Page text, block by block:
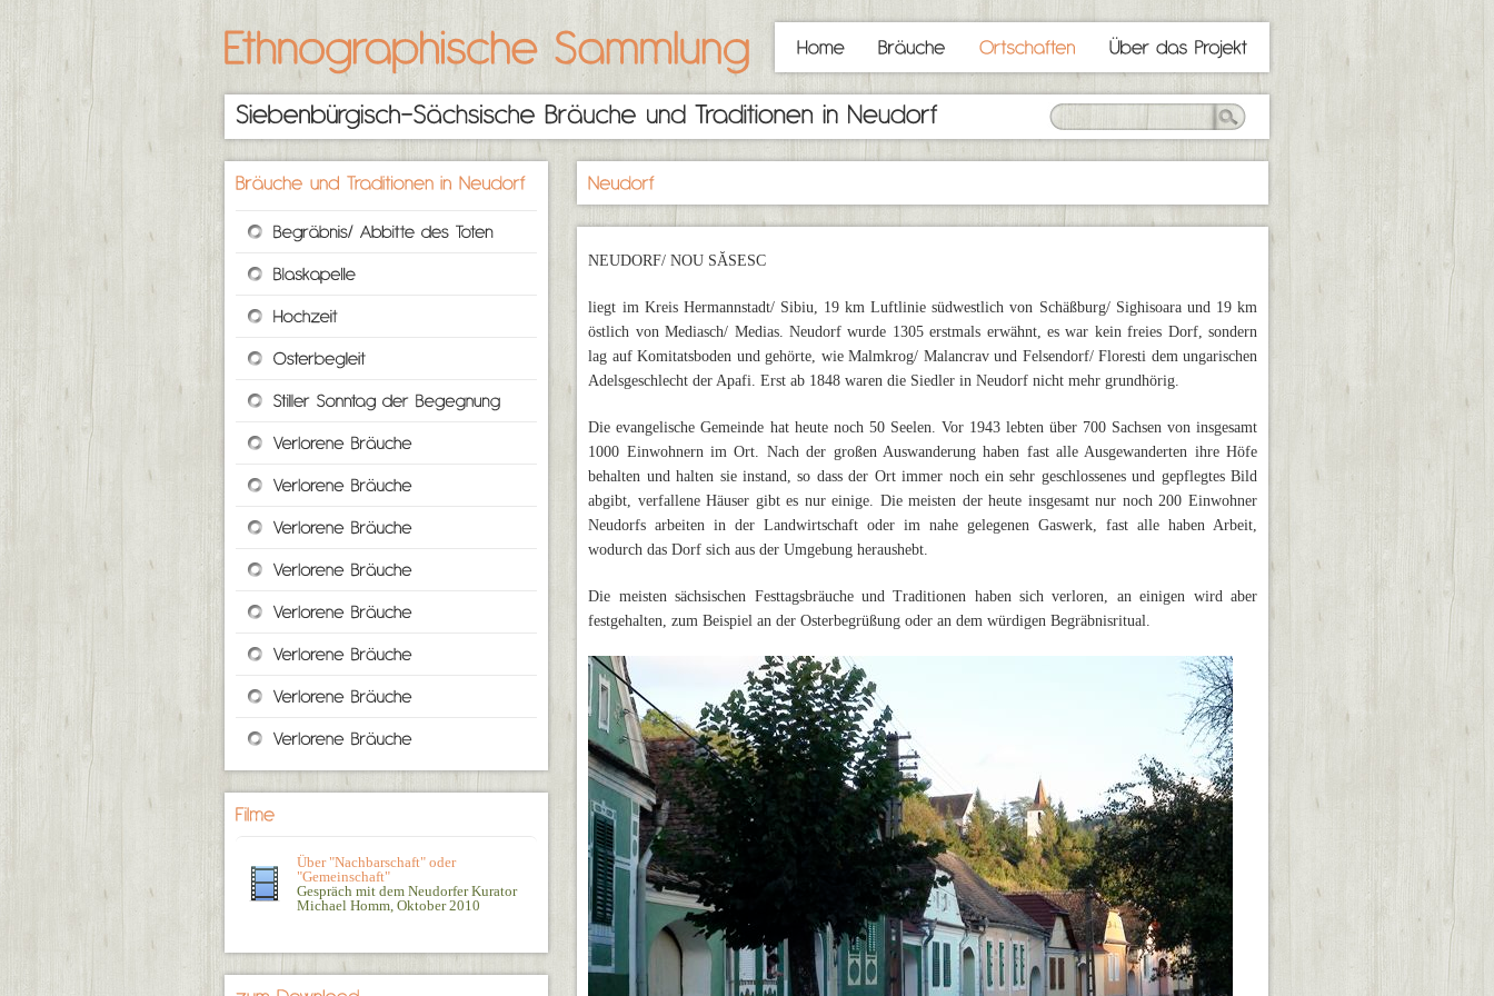
Über "Nachbarschaft" oder
"Gemeinschaft"
Gespräch mit dem Neudorfer Kurator
Michael Homm, Oktober 2010
NEUDORF/ NOU SĂSESC
liegt im Kreis Hermannstadt/ Sibiu, 19 km Luftlinie südwestlich von Schäßburg/ Sighisoara und 19 km
östlich von Mediasch/ Medias. Neudorf wurde 1305 erstmals erwähnt, es war kein freies Dorf, sondern
lag auf Komitatsboden und gehörte, wie Malmkrog/ Malancrav und Felsendorf/ Floresti dem ungarischen
Adelsgeschlecht der Apafi. Erst ab 1848 waren die Siedler in Neudorf nicht mehr grundhörig.
Die evangelische Gemeinde hat heute noch 50 Seelen. Vor 1943 lebten über 700 Sachsen von insgesamt
1000 Einwohnern im Ort. Nach der großen Auswanderung haben fast alle Ausgewanderten ihre Höfe
behalten und halten sie instand, so dass der Ort immer noch ein sehr geschlossenes und gepflegtes Bild
abgibt, verfallene Häuser gibt es nur einige. Die meisten der heute insgesamt nur noch 200 Einwohner
Neudorfs arbeiten in der Landwirtschaft oder im nahe gelegenen Gaswerk, fast alle haben Arbeit,
wodurch das Dorf sich aus der Umgebung heraushebt.
Die meisten sächsischen Festtagsbräuche und Traditionen haben sich verloren, an einigen wird aber
festgehalten, zum Beispiel an der Osterbegrüßung oder an dem würdigen Begräbnisritual.